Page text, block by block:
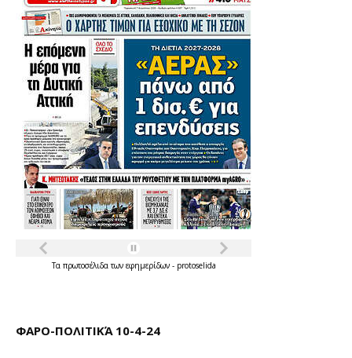
Τα πρωτοσέλιδατων εφημερίδων - protoselida
ΦΑΡΟ-ΠΟΛΙΤΙΚΆ 10-4-24